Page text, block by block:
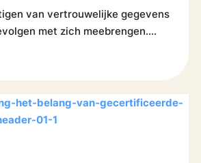
van vertrouwelijke gegevens
met zich meebrengen....